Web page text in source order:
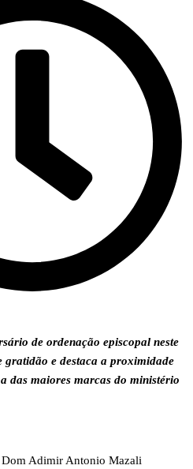
de ordenação episcopal neste
gratidão e destaca a proximidade
das maiores marcas do ministério
Dom Adimir Antonio Mazali